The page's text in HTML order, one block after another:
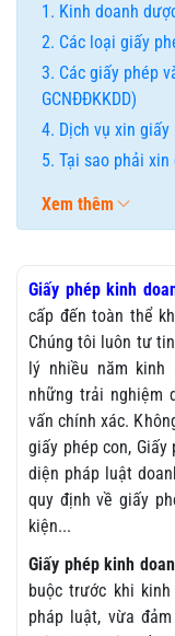
Kinh doanh
Các loại giấy
Các giấy phép
GCNĐĐKKDD)
Dịch vụ xin
Tại sao phải
Xem thêm
Giấy phép kinh
cấp đến toàn thể
Chúng tôi luôn tư
lý nhiều năm kinh
những trải nghiệm
vấn chính xác.
giấy phép con,
diện pháp luật
quy định về giấy
kiện...
Giấy phép kinh
buộc trước khi
pháp luật, vừa